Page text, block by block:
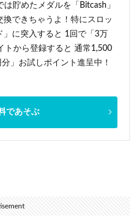
貯めたメダルを「Bitcash」
できちゃうよ！特にスロッ
」に突入すると 1回で「3万
トから登録すると 通常1,500
」お試しポイント進呈中！
であそぶ